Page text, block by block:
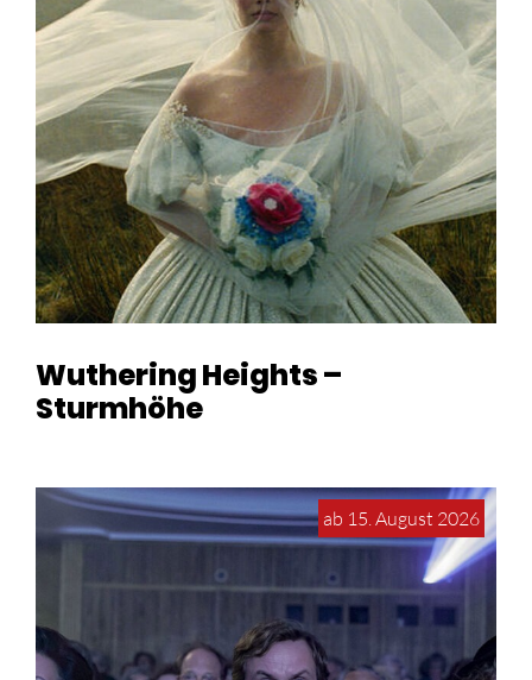
Wuthering Heights –
Sturmhöhe
ab 15. August 2026